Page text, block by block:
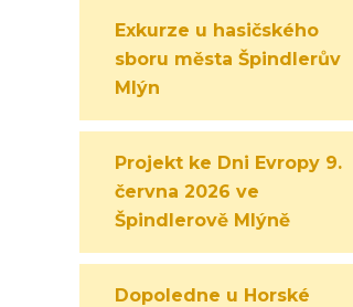
Exkurze u hasičského
sboru města Špindlerův
Mlýn
Projekt ke Dni Evropy 9.
června 2026 ve
Špindlerově Mlýně
Dopoledne u Horské